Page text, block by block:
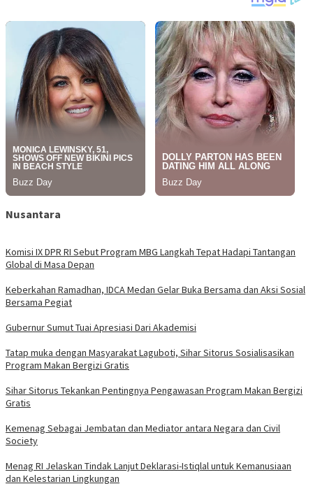
Nusantara
Komisi IX DPR RI Sebut Program MBG Langkah Tepat Hadapi Tantangan
Global di Masa Depan
Keberkahan Ramadhan, IDCA Medan Gelar Buka Bersama dan Aksi Sosial
Bersama Pegiat
Gubernur Sumut Tuai Apresiasi Dari Akademisi
Tatap muka dengan Masyarakat Laguboti, Sihar Sitorus Sosialisasikan
Program Makan Bergizi Gratis
Sihar Sitorus Tekankan Pentingnya Pengawasan Program Makan Bergizi
Gratis
Kemenag Sebagai Jembatan dan Mediator antara Negara dan Civil
Society
Menag RI Jelaskan Tindak Lanjut Deklarasi-Istiqlal untuk Kemanusiaan
dan Kelestarian Lingkungan